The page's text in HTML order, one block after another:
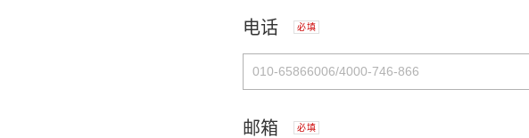
电话 必填
邮箱 必填